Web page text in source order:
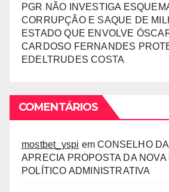
PGR NÃO INVESTIGA
CORRUPÇÃO E SAQUE DE
ESTADO QUE ENVOLVE
CARDOSO FERNANDES
EDELTRUDES COSTA
COMENTÁRIOS
mostbet_yspi emCONSELHO
APRECIA PROPOSTA DA NOVA
POLÍTICO ADMINISTRATIVA